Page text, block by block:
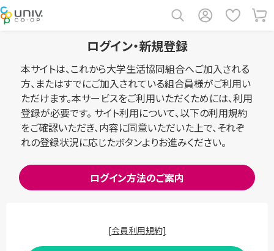
ログイン・新規登録
本サイトは、これから大学生活協同組合へご加入される
方、またはすでにご加入されている組合員様がご利用い
ただけます。本サービスをご利用いただくためには、利用
登録が必要です。 サイト利用について、以下の利用規約
をご確認いただき、内容に同意いただいた上で、それぞ
れの登録状況に応じたボタンよりお進みください。
ログイン方法のご案内
[会員利用規約]